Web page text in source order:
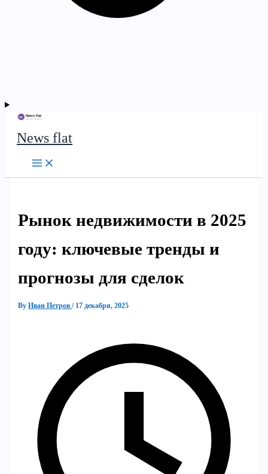
News flat
Рынок недвижимости в 2025
году: ключевые тренды и
прогнозы для сделок
ByИван Петров/ 17 декабря, 2025